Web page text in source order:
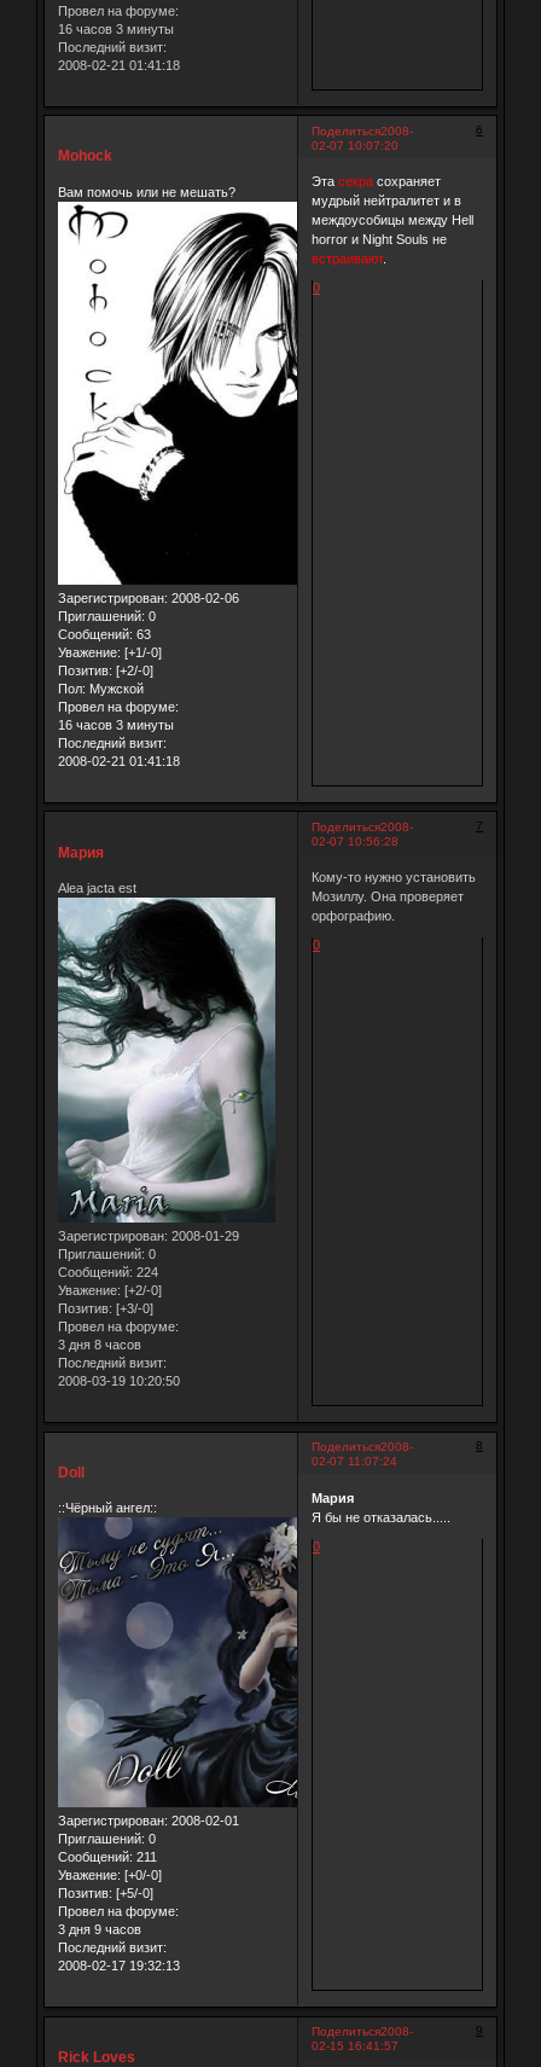
Провел на форуме:
16 часов 3 минуты
Последний визит:
2008-02-21 01:41:18
Поделиться 6
2008-
02-07 10:07:20
Mohock
Вам помочь или не мешать?
Зарегистрирован: 2008-02-06
Приглашений: 0
Сообщений: 63
Уважение: [+1/-0]
Позитив: [+2/-0]
Пол: Мужской
Провел на форуме:
16 часов 3 минуты
Последний визит:
2008-02-21 01:41:18
Эта секрасохраняет
мудрый нейтралитет и в
междоусобицы между Hell
horror и Night Souls не
встраивают.
0
Поделиться 7
2008-
02-07 10:56:28
Мария
Alea jacta est
Зарегистрирован: 2008-01-29
Приглашений: 0
Сообщений: 224
Уважение: [+2/-0]
Позитив: [+3/-0]
Провел на форуме:
3 дня 8 часов
Последний визит:
2008-03-19 10:20:50
Кому-то нужно установить
Мозиллу. Она проверяет
орфографию.
0
Поделиться 8
2008-
02-07 11:07:24
Doll
::Чёрный ангел::
Зарегистрирован: 2008-02-01
Приглашений: 0
Сообщений: 211
Уважение: [+0/-0]
Позитив: [+5/-0]
Провел на форуме:
3 дня 9 часов
Последний визит:
2008-02-17 19:32:13
Мария
Я бы не отказалась.....
0
Поделиться 9
2008-
02-15 16:41:57
Rick Loves